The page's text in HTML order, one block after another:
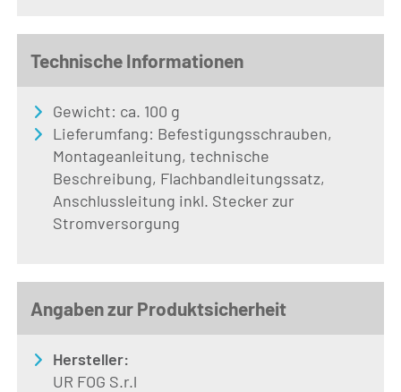
Technische Informationen
Gewicht: ca. 100 g
Lieferumfang: Befestigungsschrauben,
Montageanleitung, technische
Beschreibung, Flachbandleitungssatz,
Anschlussleitung inkl. Stecker zur
Stromversorgung
Angaben zur Produktsicherheit
Hersteller:
UR FOG S.r.l